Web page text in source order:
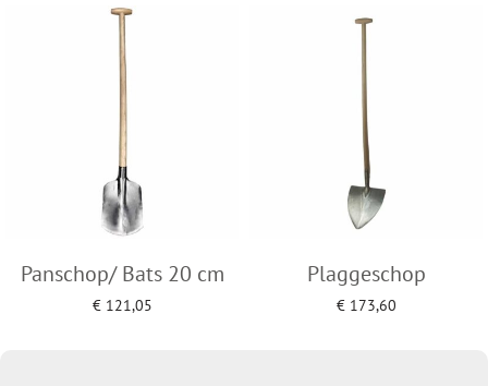
Panschop/ Bats 20 cm
€121,05
Plaggeschop
€173,60